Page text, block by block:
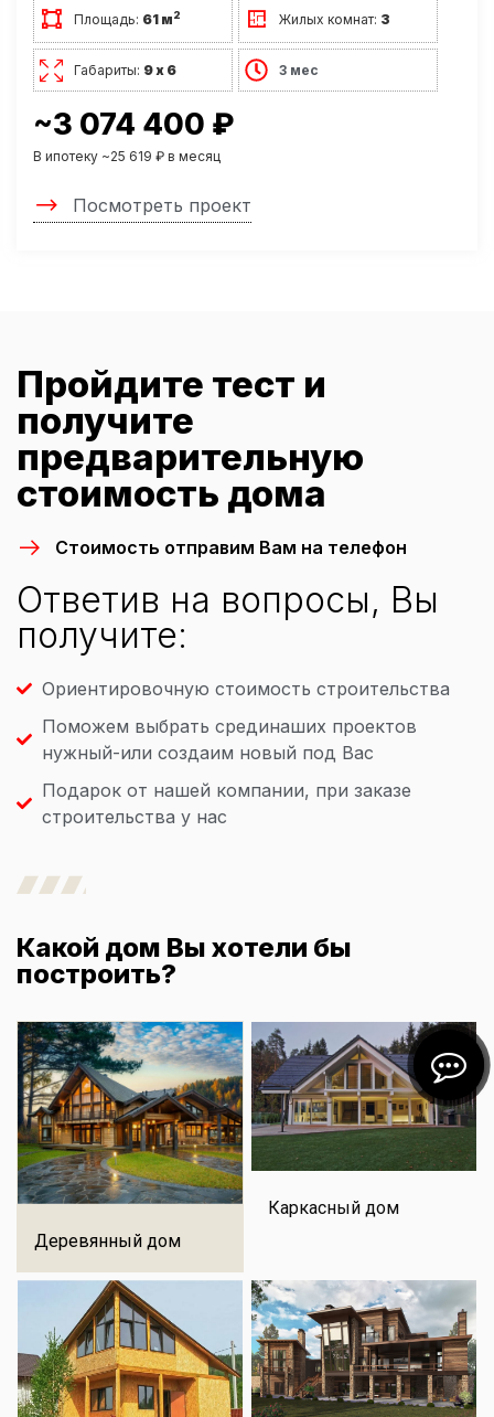
Площадь: 61 м2 Жилых комнат: 3
Габариты: 9 х 6 3 мес
~3 074 400 ₽
В ипотеку ~25 619 ₽ в месяц
Посмотреть проект
Пройдите тест и
получите
предварительную
стоимость дома
Стоимость отправим Вам на телефон
Ответив на вопросы, Вы
получите:
Ориентировочную стоимость строительства
Поможем выбрать срединаших проектов
нужный-или создаим новый под Вас
Подарок от нашей компании, при заказе
строительства у нас
Какой дом Вы хотели бы
построить?
Деревянный дом
Каркасный дом